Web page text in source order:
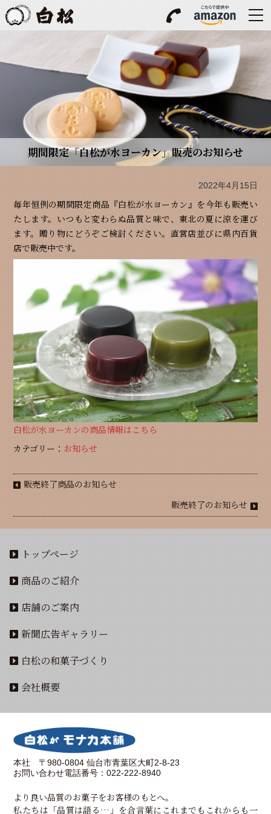
期間限定「白松が水ヨーカン」販売のお知らせ
2022年4月15日
毎年恒例の期間限定商品『白松が水ヨーカン』を今年も販売い
たします。いつもと変わらぬ品質と味で、東北の夏に涼を運び
ます。贈り物にどうぞご検討ください。直営店並びに県内百貨
店で販売中です。
白松が水ヨーカンの商品情報はこちら
カテゴリー： お知らせ
販売終了商品のお知らせ
販売終了のお知らせ
トップページ
商品のご紹介
店舗のご案内
新聞広告ギャラリー
白松の和菓子づくり
会社概要
本社 〒980-0804 仙台市青葉区大町2-8-23
お問い合わせ電話番号：022-222-8940
より良い品質のお菓子をお客様のもとへ。
私たちは「品質は語る…」を合言葉にこれまでもこれからも一